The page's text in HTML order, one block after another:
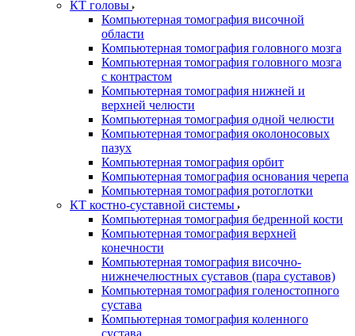
КТ головы
Компьютерная томография височной
области
Компьютерная томография головного мозга
Компьютерная томография головного мозга
с контрастом
Компьютерная томография нижней и
верхней челюсти
Компьютерная томография одной челюсти
Компьютерная томография околоносовых
пазух
Компьютерная томография орбит
Компьютерная томография основания черепа
Компьютерная томография ротоглотки
КТ костно-суставной системы
Компьютерная томография бедренной кости
Компьютерная томография верхней
конечности
Компьютерная томография височно-
нижнечелюстных суставов (пара суставов)
Компьютерная томография голеностопного
сустава
Компьютерная томография коленного
сустава